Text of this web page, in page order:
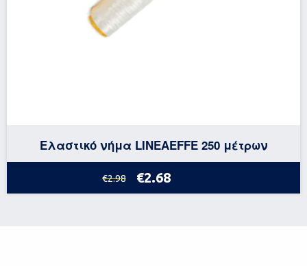
Ελαστικό νήμα LINEAEFFE 250 μέτρων
€2.98 €2.68